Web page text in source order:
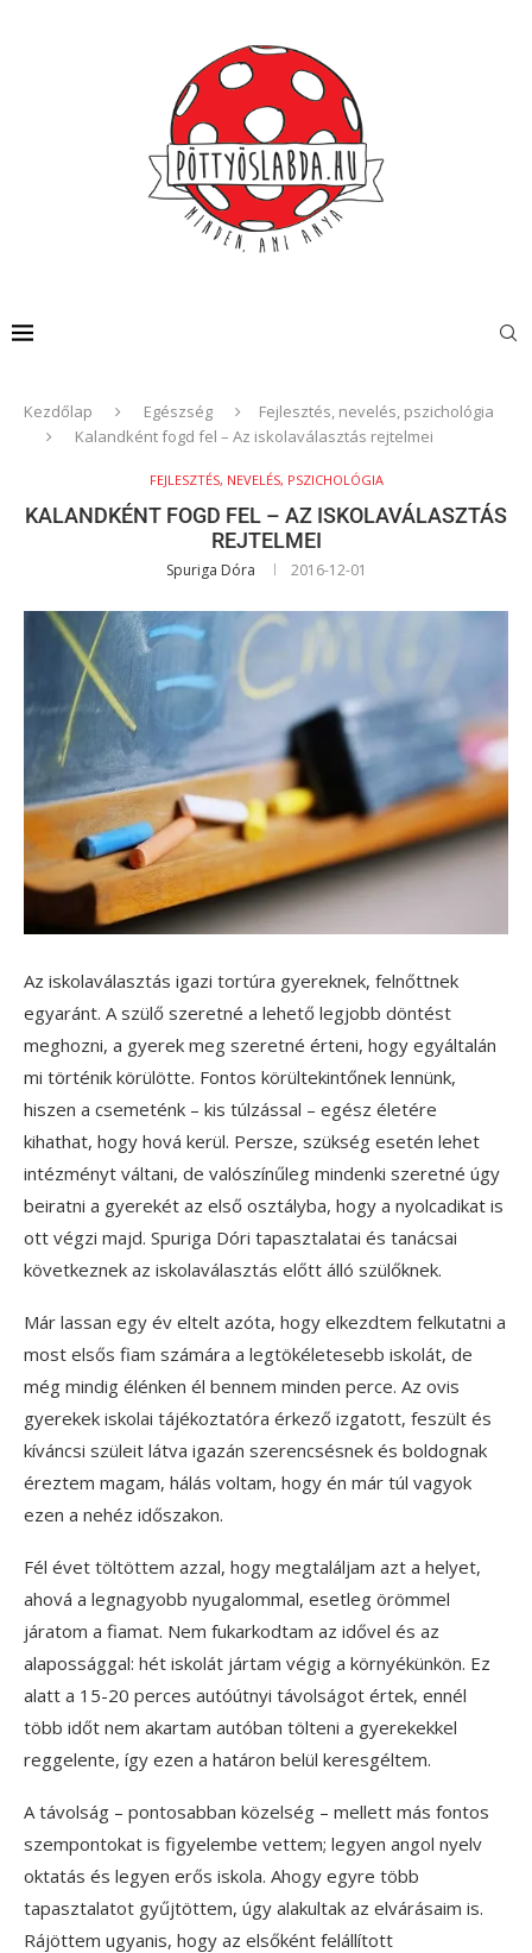
Kezdőlap Egészség
Fejlesztés, nevelés, pszichológia
Kalandként fogd fel – Az iskolaválasztás rejtelmei
FEJLESZTÉS, NEVELÉS, PSZICHOLÓGIA
KALANDKÉNT FOGD FEL – AZ ISKOLAVÁLASZTÁS
REJTELMEI
Spuriga Dóra 2016-12-01
Az iskolaválasztás igazi tortúra gyereknek, felnőttnek
egyaránt. A szülő szeretné a lehető legjobb döntést
meghozni, a gyerek meg szeretné érteni, hogy egyáltalán
mi történik körülötte. Fontos körültekintőnek lennünk,
hiszen a csemeténk – kis túlzással – egész életére
kihathat, hogy hová kerül. Persze, szükség esetén lehet
intézményt váltani, de valószínűleg mindenki szeretné úgy
beiratni a gyerekét az első osztályba, hogy a nyolcadikat is
ott végzi majd. Spuriga Dóri tapasztalatai és tanácsai
következnek az iskolaválasztás előtt álló szülőknek.
Már lassan egy év eltelt azóta, hogy elkezdtem felkutatni a
most elsős fiam számára a legtökéletesebb iskolát, de
még mindig élénken él bennem minden perce. Az ovis
gyerekek iskolai tájékoztatóra érkező izgatott, feszült és
kíváncsi szüleit látva igazán szerencsésnek és boldognak
éreztem magam, hálás voltam, hogy én már túl vagyok
ezen a nehéz időszakon.
Fél évet töltöttem azzal, hogy megtaláljam azt a helyet,
ahová a legnagyobb nyugalommal, esetleg örömmel
járatom a fiamat. Nem fukarkodtam az idővel és az
alapossággal: hét iskolát jártam végig a környékünkön. Ez
alatt a 15-20 perces autóútnyi távolságot értek, ennél
több időt nem akartam autóban tölteni a gyerekekkel
reggelente, így ezen a határon belül keresgéltem.
A távolság – pontosabban közelség – mellett más fontos
szempontokat is figyelembe vettem; legyen angol nyelv
oktatás és legyen erős iskola. Ahogy egyre több
tapasztalatot gyűjtöttem, úgy alakultak az elvárásaim is.
Rájöttem ugyanis, hogy az elsőként felállított